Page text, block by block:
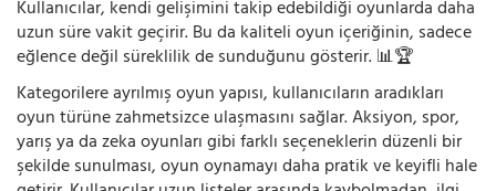
Kullanıcılar, kendi gelişimini takip edebildiği oyunlarda daha
uzun süre vakit geçirir. Bu da kaliteli oyun içeriğinin, sadece
eğlence değil süreklilik de sunduğunu gösterir. 📊🏆
Kategorilere ayrılmış oyun yapısı, kullanıcıların aradıkları
oyun türüne zahmetsizce ulaşmasını sağlar. Aksiyon, spor,
yarış ya da zeka oyunları gibi farklı seçeneklerin düzenli bir
şekilde sunulması, oyun oynamayı daha pratik ve keyifli hale